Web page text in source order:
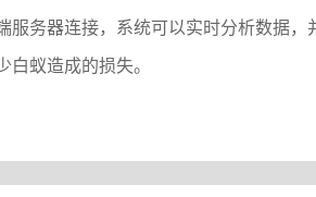
务器连接，系统可以实时分析数据，
蚁造成的损失。